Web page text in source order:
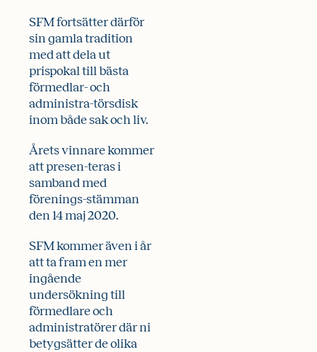
SFM fortsätter därför
sin gamla tradition
med att dela ut
prispokal till bästa
förmedlar- och
administra-törsdisk
inom både sak och liv.
Årets vinnare kommer
att presen-teras i
samband med
förenings-stämman
den 14 maj 2020.
SFM kommer även i år
att ta fram en mer
ingående
undersökning till
förmedlare och
administratörer där ni
betygsätter de olika